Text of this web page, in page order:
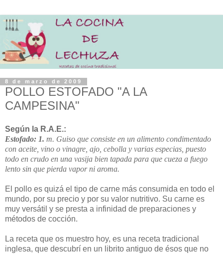
8 de marzo de 2009
POLLO ESTOFADO "A LA
CAMPESINA"
Según la R.A.E.:
Estofado: 1. m. Guiso que consiste en un alimento condimentado
con aceite, vino o vinagre, ajo, cebolla y varias especias, puesto
todo en crudo en una vasija bien tapada para que cueza a fuego
lento sin que pierda vapor ni aroma.
El pollo es quizá el tipo de carne más consumida en todo el
mundo, por su precio y por su valor nutritivo. Su carne es
muy versátil y se presta a infinidad de preparaciones y
métodos de cocción.
La receta que os muestro hoy, es una receta tradicional
inglesa, que descubrí en un librito antiguo de ésos que no